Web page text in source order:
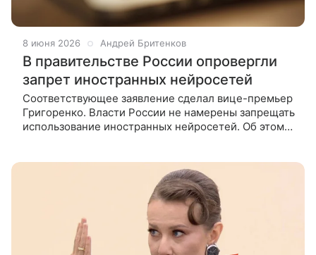
8 июня 2026 Андрей Бритенков
В правительстве России опровергли
запрет иностранных нейросетей
Соответствующее заявление сделал вице-премьер
Григоренко. Власти России не намерены запрещать
использование иностранных нейросетей. Об этом